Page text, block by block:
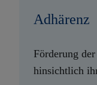
Adhärenz
Förderung
hinsichtlich